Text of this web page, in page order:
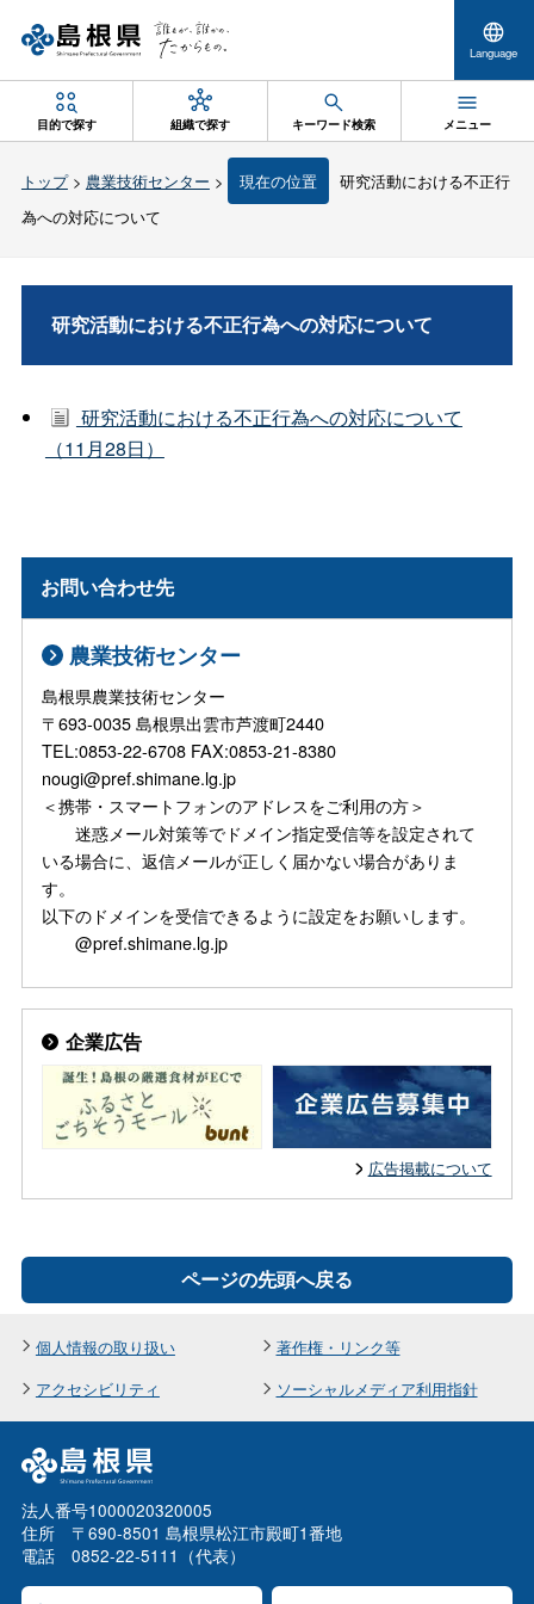
Language
目的で探す 組織で探す キーワード検索 メニュー
トップ> 農業技術センター > 現在の位置
研究活動における不正行
為への対応について
研究活動における不正行為への対応について
研究活動における不正行為への対応について
（11月28日）
お問い合わせ先
農業技術センター
島根県農業技術センター
〒693-0035 島根県出雲市芦渡町2440
TEL:0853-22-6708 FAX:0853-21-8380
nougi@pref.shimane.lg.jp
＜携帯・スマートフォンのアドレスをご利用の方＞
迷惑メール対策等でドメイン指定受信等を設定されて
いる場合に、返信メールが正しく届かない場合がありま
す。
以下のドメインを受信できるように設定をお願いします。
@pref.shimane.lg.jp
企業広告
広告掲載について
ページの先頭へ戻る
個人情報の取り扱い
著作権・リンク等
アクセシビリティ
ソーシャルメディア利用指針
法人番号1000020320005
住所 〒690-8501 島根県松江市殿町1番地
電話 0852-22-5111（代表）